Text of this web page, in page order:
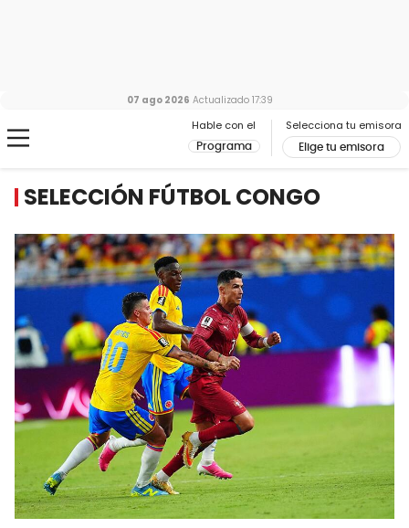
Hable con el
Programa
Selecciona tu emisora
Elige tu emisora
07 ago 2026 Actualizado 17:39
SELECCIÓN FÚTBOL CONGO